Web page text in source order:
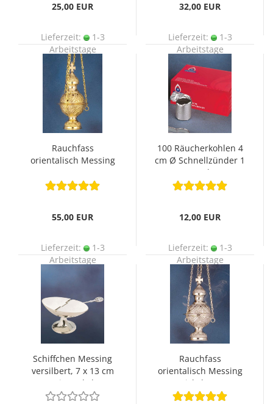
25,00 EUR
Lieferzeit:
1-3
Arbeitstage
32,00 EUR
Lieferzeit:
1-3
Arbeitstage
Rauchfass
orientalisch Messing
55,00 EUR
Lieferzeit:
1-3
Arbeitstage
100 Räucherkohlen 4
cm Ø Schnellzünder 1
Stunde
12,00 EUR
Lieferzeit:
1-3
Arbeitstage
Schiffchen Messing
versilbert, 7 x 13 cm
mit Deckel
Rauchfass
orientalisch Messing
vernickelt 25 cm